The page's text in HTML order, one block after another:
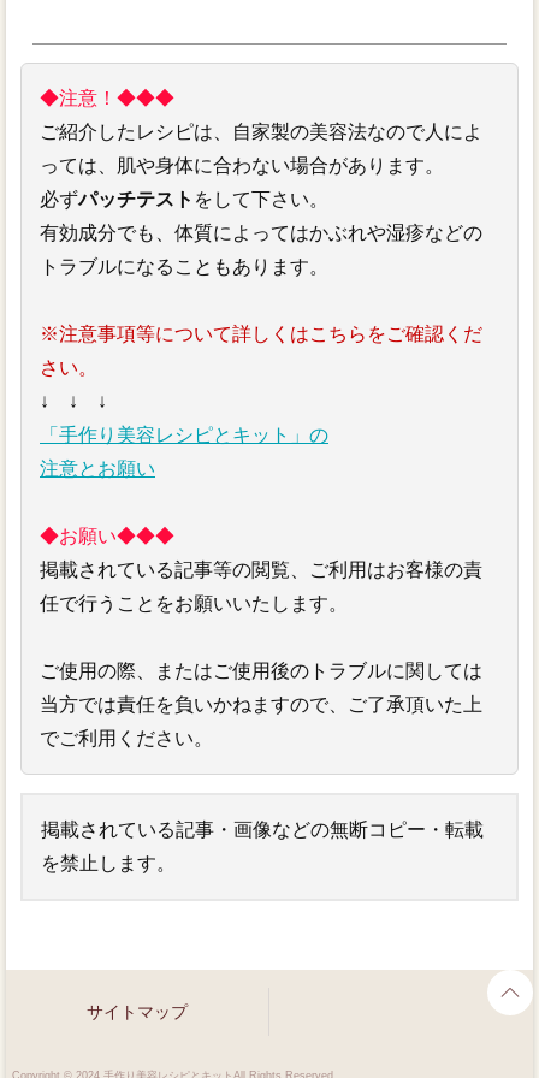
◆注意！◆◆◆
ご紹介したレシピは、自家製の美容法なので人によ
っては、肌や身体に合わない場合があります。
必ずパッチテスト をして下さい。
有効成分でも、体質によってはかぶれや湿疹などの
トラブルになることもあります。
※注意事項等について詳しくはこちらをご確認くだ
さい。
↓ ↓ ↓
「手作り美容レシピとキット」の
注意とお願い
◆お願い◆◆◆
掲載されている記事等の閲覧、ご利用はお客様の責
任で行うことをお願いいたします。
ご使用の際、またはご使用後のトラブルに関しては
当方では責任を負いかねますので、ご了承頂いた上
でご利用ください。
掲載されている記事・画像などの無断コピー・転載
を禁止します。
サイトマップ
Copyright © 2024 手作り美容レシピとキットAll Rights Reserved.